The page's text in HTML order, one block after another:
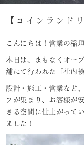
【コインランド
こんにちは！営業の稲垣
本日は、まもなくオー
舗にて行われた「社内
設計・施工・営業など
フが集まり、お客様が
きる空間に仕上がって
ました！